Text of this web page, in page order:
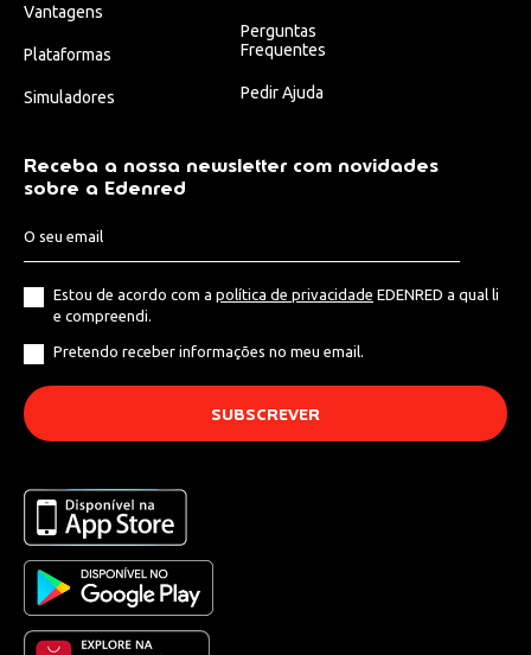
Vantagens
Plataformas
Simuladores
Perguntas
Frequentes
Pedir Ajuda
Receba a nossa newsletter com novidades
sobre a Edenred
Estou de acordo com a política de privacidade EDENRED a qual li
e compreendi.
Pretendo receber informações no meu email.